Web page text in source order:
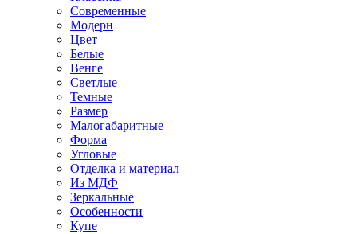
Современные
Модерн
Цвет
Белые
Венге
Светлые
Темные
Размер
Малогабаритные
Форма
Угловые
Отделка и материал
Из МДФ
Зеркальные
Особенности
Купе